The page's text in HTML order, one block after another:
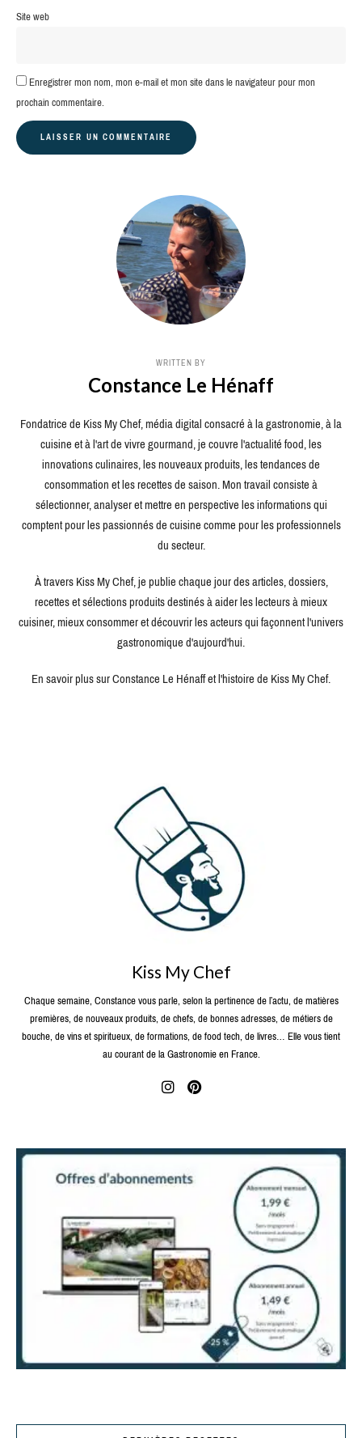
Site web
Enregistrer mon nom, mon e-mail et mon site dans le navigateur pour mon
prochain commentaire.
WRITTEN BY
Constance Le Hénaff
Fondatrice de Kiss My Chef, média digital consacré à la gastronomie, à la
cuisine et à l'art de vivre gourmand, je couvre l'actualité food, les
innovations culinaires, les nouveaux produits, les tendances de
consommation et les recettes de saison. Mon travail consiste à
sélectionner, analyser et mettre en perspective les informations qui
comptent pour les passionnés de cuisine comme pour les professionnels
du secteur.
À travers Kiss My Chef, je publie chaque jour des articles, dossiers,
recettes et sélections produits destinés à aider les lecteurs à mieux
cuisiner, mieux consommer et découvrir les acteurs qui façonnent l'univers
gastronomique d'aujourd'hui.
En savoir plus sur Constance Le Hénaff et l'histoire de Kiss My Chef.
Kiss My Chef
Chaque semaine, Constance vous parle, selon la pertinence de l’actu, de matières
premières, de nouveaux produits, de chefs, de bonnes adresses, de métiers de
bouche, de vins et spiritueux, de formations, de food tech, de livres… Elle vous tient
au courant de la Gastronomie en France.